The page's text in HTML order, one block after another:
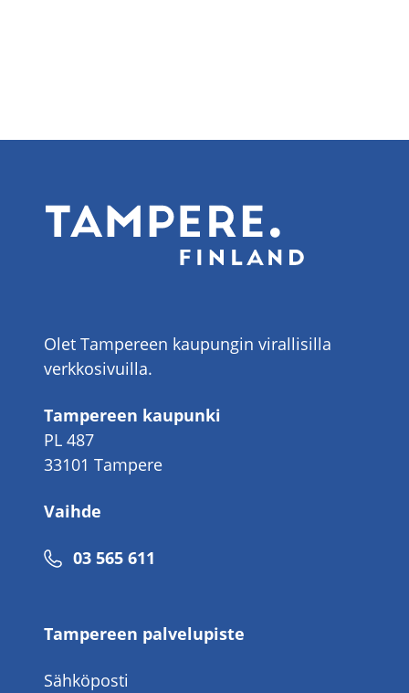
Olet Tampereen kaupungin virallisilla
verkkosivuilla.
Tampereen kaupunki
PL 487
33101 Tampere
Vaihde
Puhelinnumero
03 565 611
Tampereen palvelupiste
Sähköposti